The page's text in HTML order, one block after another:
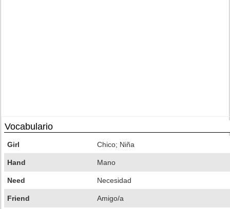
Vocabulario
Girl Chico; Niña
Hand Mano
Need Necesidad
Friend Amigo/a